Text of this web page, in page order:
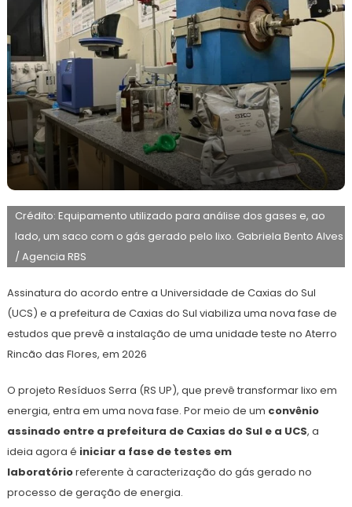
20
setembro
de
Redação
Crédito: Equipamento utilizado para análise dos gases e, ao
lado, um saco com o gás gerado pelo lixo. Gabriela Bento Alves
/ Agencia RBS
Assinatura do acordo entre a Universidade de Caxias do Sul
(UCS) e a prefeitura de Caxias do Sul viabiliza uma nova fase de
estudos que prevê a instalação de uma unidade teste no Aterro
Rincão das Flores, em 2026
O projeto Resíduos Serra (RS UP), que prevê transformar lixo em
energia, entra em uma nova fase. Por meio de um convênio
assinado entre a prefeitura de Caxias do Sul e a UCS, a
ideia agora é iniciar a fase de testes em
laboratórioreferente à caracterização do gás gerado no
processo de geração de energia.